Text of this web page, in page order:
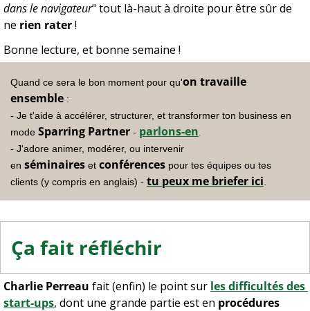
dans le navigateur" tout là-haut à droite pour être sûr de
ne rien rater !
Bonne lecture, et bonne semaine !
Quand ce sera le bon moment pour qu'on travaille
ensemble :
- Je t'aide à accélérer, structurer, et transformer ton business en
mode Sparring Partner - parlons-en
- J'adore animer, modérer, ou intervenir
en séminaires et conférences pour tes équipes ou tes
clients (y compris en anglais) - tu peux me briefer ici
Ça fait réfléchir
Charlie Perreau fait (enfin) le point sur les difficultés des
start-ups, dont une grande partie est en procédures